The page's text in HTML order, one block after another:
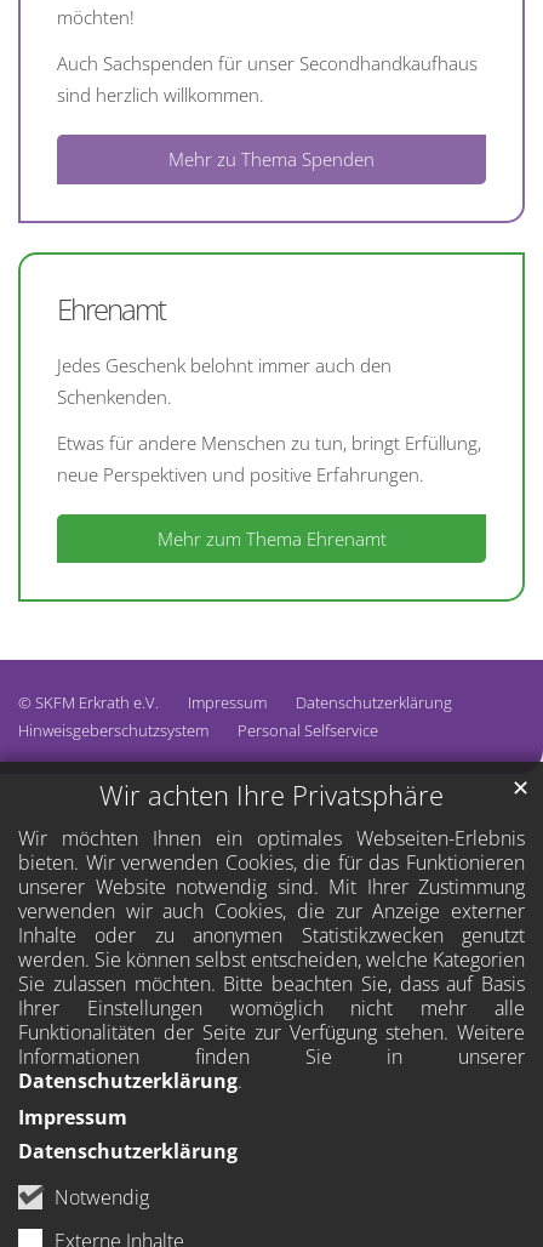
Wir achten Ihre Privatsphäre
Wir möchten Ihnen ein optimales Webseiten-Erlebnis
bieten. Wir verwenden Cookies, die für das Funktionieren
unserer Website notwendig sind. Mit Ihrer Zustimmung
verwenden wir auch Cookies, die zur Anzeige externer
Inhalte oder zu anonymen Statistikzwecken genutzt
werden. Sie können selbst entscheiden, welche Kategorien
Sie zulassen möchten. Bitte beachten Sie, dass auf Basis
Ihrer Einstellungen womöglich nicht mehr alle
Funktionalitäten der Seite zur Verfügung stehen. Weitere
Informationen finden Sie in unserer
Datenschutzerklärung.
Notwendig
Externe Inhalte
✕
Impressum
Datenschutzerklärung
möchten!
Auch Sachspenden für unser Secondhandkaufhaus
sind herzlich willkommen.
Mehr zu Thema Spenden
Ehrenamt
Jedes Geschenk belohnt immer auch den
Schenkenden.
Etwas für andere Menschen zu tun, bringt Erfüllung,
neue Perspektiven und positive Erfahrungen.
Mehr zum Thema Ehrenamt
© SKFM Erkrath e.V. Impressum
Datenschutzerklärung
Hinweisgeberschutzsystem
Personal Selfservice